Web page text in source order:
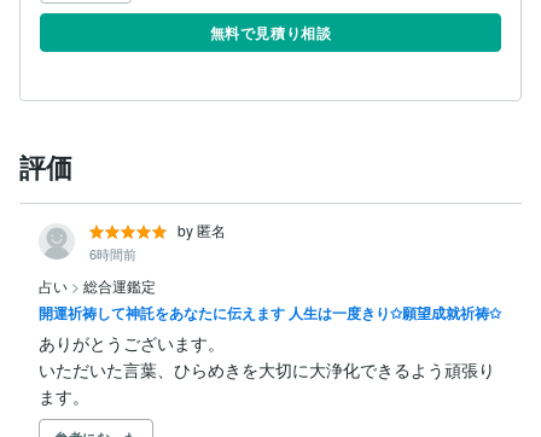
無料で見積り相談
評価
by 匿名
6時間前
占い > 総合運鑑定
開運祈祷して神託をあなたに伝えます 人生は一度きり✩願望成就祈祷✩
ありがとうございます。
いただいた言葉、ひらめきを大切に大浄化できるよう頑張り
ます。